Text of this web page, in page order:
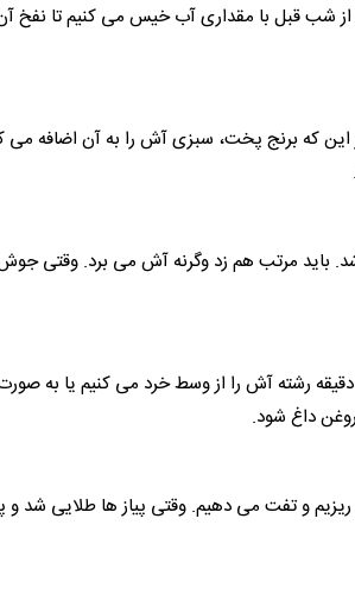
از شب قبل با مقداری آب خیس می کنیم تا نفخ
این که برنج پخت، سبزی آش را به آن اضافه می
باید مرتب هم زد وگرنه آش می برد. وقتی
در این مرحله اجازه می دهیم که آش حدود نیم ساعت بپزد و جا بیفتد. \س از گذشت ۳۰ دقیقه رشته آش را از وسط خرد می
داغ شود.
و تفت می دهیم. وقتی پیاز ها طلایی شد و